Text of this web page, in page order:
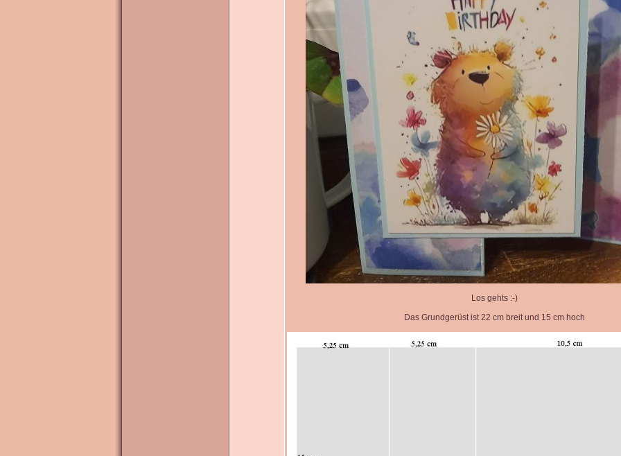
Los gehts :-)
Das Grundgerüst ist 22 cm breit und 15 cm hoch